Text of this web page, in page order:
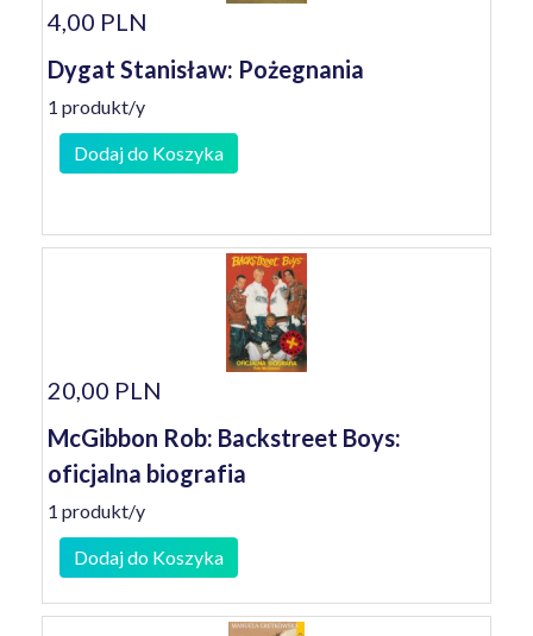
4,00 PLN
Dygat Stanisław: Pożegnania
1 produkt/y
Dodaj do Koszyka
20,00 PLN
McGibbon Rob: Backstreet Boys:
oficjalna biografia
1 produkt/y
Dodaj do Koszyka